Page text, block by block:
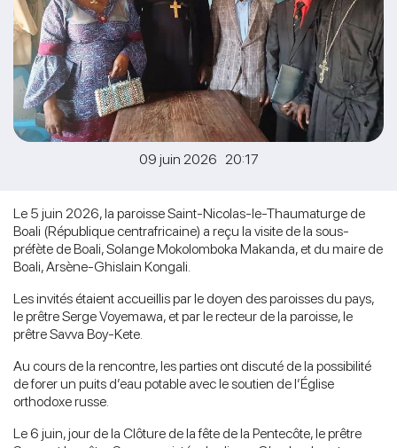
09 juin 2026 20:17
Le 5 juin 2026, la paroisse Saint-Nicolas-le-Thaumaturge de
Boali (République centrafricaine) a reçu la visite de la sous-
préfète de Boali, Solange Mokolomboka Makanda, et du maire de
Boali, Arsène-Ghislain Kongali.
Les invités étaient accueillis par le doyen des paroisses du pays,
le prêtre Serge Voyemawa, et par le recteur de la paroisse, le
prêtre Savva Boy-Kete.
Au cours de la rencontre, les parties ont discuté de la possibilité
de forer un puits d’eau potable avec le soutien de l’Église
orthodoxe russe.
Le 6 juin, jour de la Clôture de la fête de la Pentecôte, le prêtre